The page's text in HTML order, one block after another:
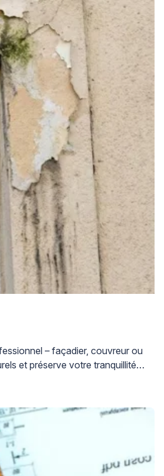
– façadier, couvreur ou
et préserve votre tranquillité à